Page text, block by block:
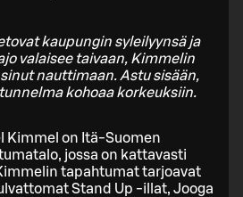
kaupungin syleilyynsä ja
valaisee taivaan, Kimmelin
nauttimaan. Astu sisään,
kohoaa korkeuksiin.
Kimmel on Itä-Suomen
jossa on kattavasti
tapahtumat tarjoavat
Stand Up -illat, Jooga